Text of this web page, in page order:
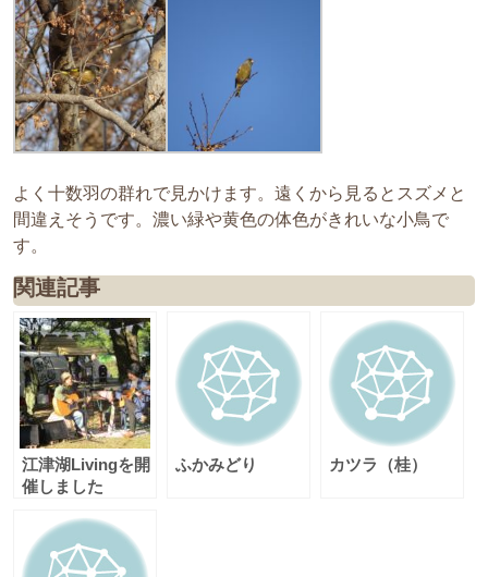
よく十数羽の群れで見かけます。遠くから見るとスズメと
間違えそうです。濃い緑や黄色の体色がきれいな小鳥で
す。
関連記事
江津湖Livingを開
催しました
ふかみどり カツラ（桂）